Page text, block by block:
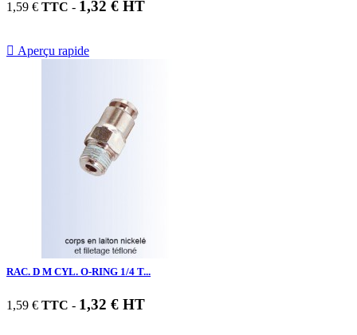
1,59 € TTC - 1,32 € HT
 Aperçu rapide
RAC. D M CYL. O-RING 1/4 T...
1,59 € TTC - 1,32 € HT